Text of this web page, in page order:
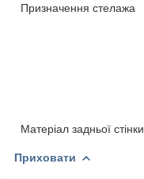
Призначення стелажа
Матеріал задньої стінки
Приховати